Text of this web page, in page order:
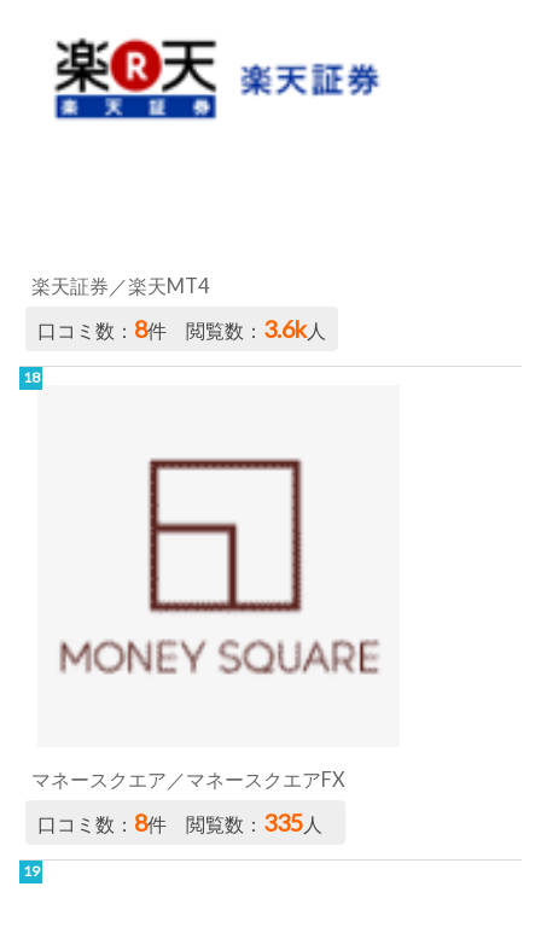
楽天証券／楽天MT4
口コミ数： 8件 閲覧数： 3.6k人
マネースクエア／マネースクエアFX
口コミ数： 8件 閲覧数： 335人